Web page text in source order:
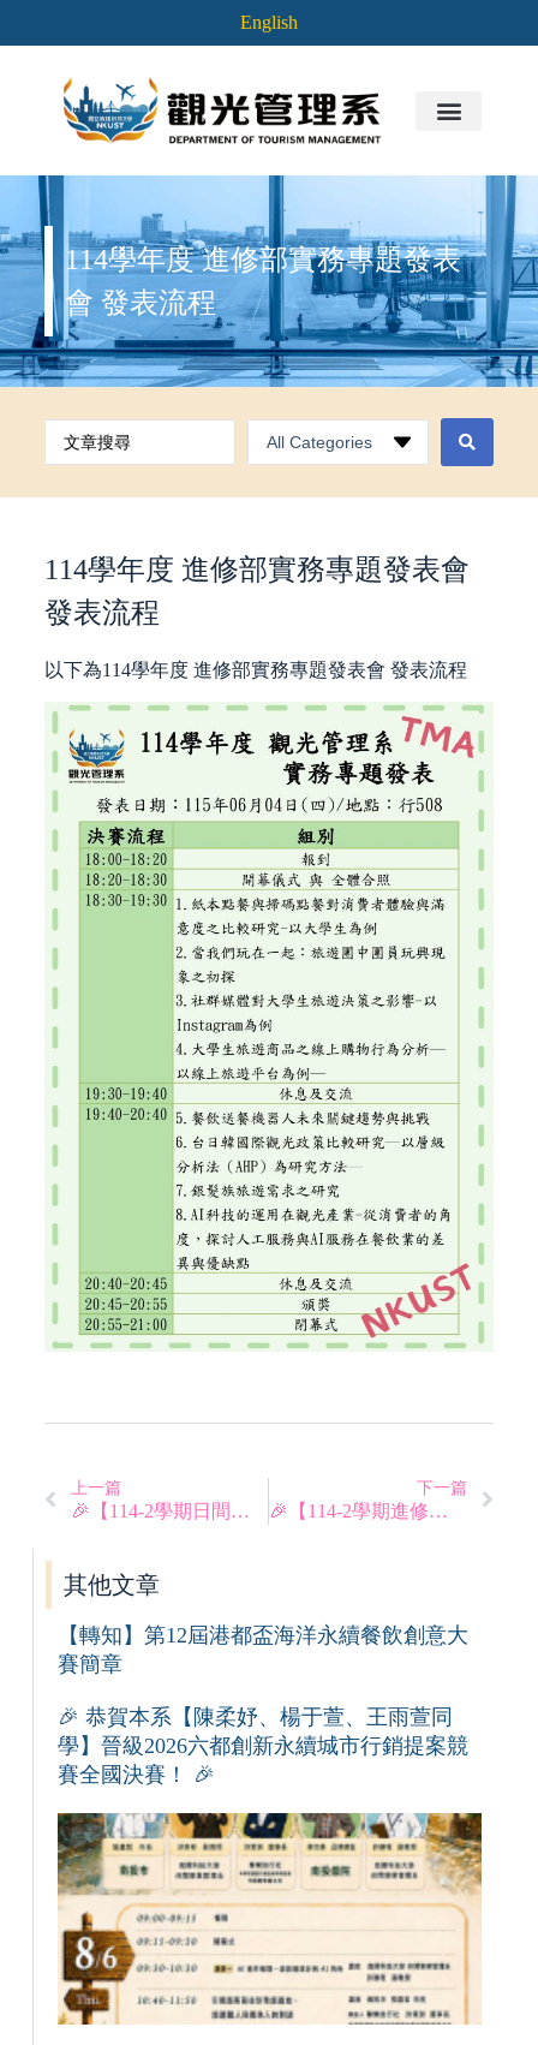
English
114學年度 進修部實務專題發表
會 發表流程
114學年度 進修部實務專題發表會
發表流程
以下為114學年度 進修部實務專題發表會 發表流程
上一篇
🎉【114-2學期日間部專題發表佳績公告】🎉
下一篇
🎉【114-2學期進修部專題發表佳績公告】🎉
其他文章
【轉知】第12屆港都盃海洋永續餐飲創意大
賽簡章
🎉 恭賀本系【陳柔妤、楊于萱、王雨萱同
學】晉級2026六都創新永續城市行銷提案競
賽全國決賽！ 🎉